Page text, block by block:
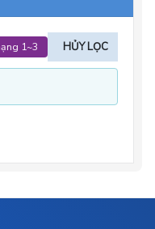
1~3 HỦY LỌC